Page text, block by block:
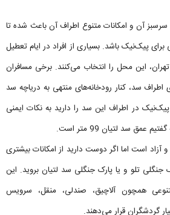
آن و امکانات متنوع اطراف آن باعث شده تا
پیک‌نیک باشد. بسیاری از افراد در ایام تعطیل
این محل را انتخاب می‌کنند. برخی مسافران
اطراف سد، کنار رودخانه‌های منتهی به دریاچه سد
در اطراف این سد را دارید به نکات ایمنی
عمق سد لتیان 99 متر است.
آزاد است اما اگر دوست دارید از امکانات بیشتری
جنگلی تلو و یا پارک جنگلی سد لتیان بروید. این
همچون آلاچیق، صندلی، منقل، سرویس
گردشگران قرار می‌دهند.